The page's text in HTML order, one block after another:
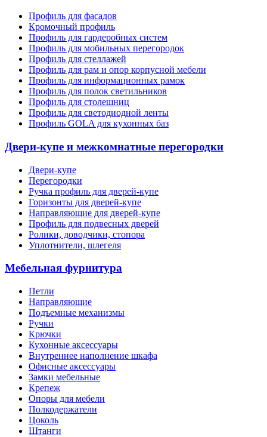
Профиль для фасадов
Кромочный профиль
Профиль для гардеробных систем
Профиль для мобильных перегородок
Профиль для стеллажей
Профиль для рам и опор корпусной мебели
Профиль для информационных рамок
Профиль для полок светильников
Профиль для столешниц
Профиль для светодиодной ленты
Профиль GOLA для кухонных баз
Двери-купе и межкомнатные перегородки
Двери-купе
Перегородки
Ручка профиль для дверей-купе
Горизонты для дверей-купе
Направляющие для дверей-купе
Профиль для подвесных дверей
Ролики, доводчики, стопора
Уплотнители, шлегеля
Мебельная фурнитура
Петли
Направляющие
Подъемные механизмы
Ручки
Крючки
Кухонные аксессуары
Внутреннее наполнение шкафа
Офисные аксессуары
Замки мебельные
Крепеж
Опоры для мебели
Полкодержатели
Цоколь
Штанги